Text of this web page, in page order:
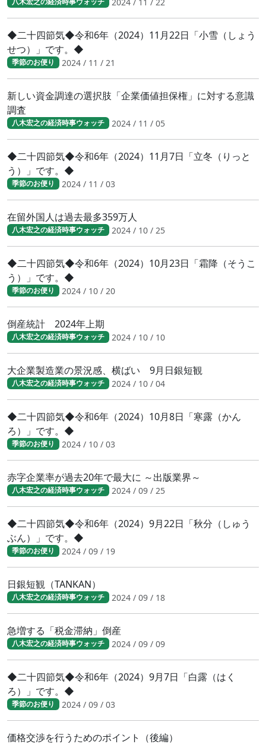
◆二十四節気◆令和6年（2024）11月22日「小雪（しょう
せつ）」です。◆
季節のお便り 2024 / 11 / 21
新しい資金調達の選択肢「企業価値担保権」に対する意識
調査
八木宏之の経済時事ウォッチ 2024 / 11 / 05
◆二十四節気◆令和6年（2024）11月7日「立冬（りっと
う）」です。◆
季節のお便り 2024 / 11 / 03
在留外国人は過去最多359万人
八木宏之の経済時事ウォッチ 2024 / 10 / 25
◆二十四節気◆令和6年（2024）10月23日「霜降（そうこ
う）」です。◆
季節のお便り 2024 / 10 / 20
倒産統計 2024年上期
八木宏之の経済時事ウォッチ 2024 / 10 / 10
大企業製造業の景況感、横ばい 9月日銀短観
八木宏之の経済時事ウォッチ 2024 / 10 / 04
◆二十四節気◆令和6年（2024）10月8日「寒露（かん
ろ）」です。◆
季節のお便り 2024 / 10 / 03
赤字企業率が過去20年で最大に ～出版業界～
八木宏之の経済時事ウォッチ 2024 / 09 / 25
◆二十四節気◆令和6年（2024）9月22日「秋分（しゅう
ぶん）」です。◆
季節のお便り 2024 / 09 / 19
日銀短観（TANKAN）
八木宏之の経済時事ウォッチ 2024 / 09 / 18
急増する「税金滞納」倒産
八木宏之の経済時事ウォッチ 2024 / 09 / 09
◆二十四節気◆令和6年（2024）9月7日「白露（はく
ろ）」です。◆
季節のお便り 2024 / 09 / 03
価格交渉を行うためのポイント（後編）